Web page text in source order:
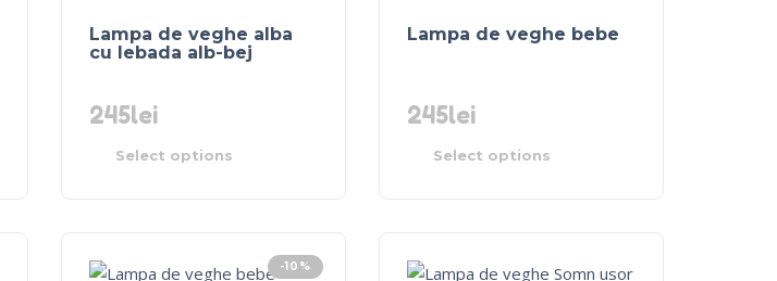
Lampa de veghe alba
cu lebada alb-bej
245lei
Select options
Lampa de veghe bebe
245lei
Select options
-10%